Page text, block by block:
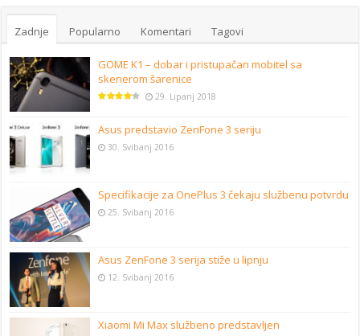
Zadnje Popularno Komentari Tagovi
GOME K1 – dobar i pristupačan mobitel sa
skenerom šarenice
29. Lipanj 2018
Asus predstavio ZenFone 3 seriju
30. Svibanj 2016
Specifikacije za OnePlus 3 čekaju službenu potvrdu
25. Svibanj 2016
Asus ZenFone 3 serija stiže u lipnju
12. Svibanj 2016
Xiaomi Mi Max službeno predstavljen